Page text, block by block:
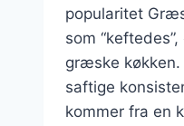
popularitet
som
græske køkken.
saftige
kommer fra en